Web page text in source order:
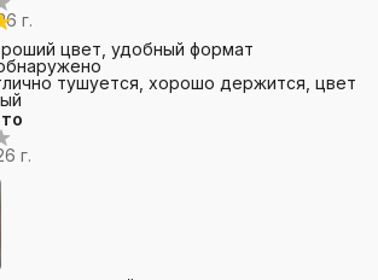
г.
цвет, удобный формат
тушуется, хорошо держится, цвет
г.